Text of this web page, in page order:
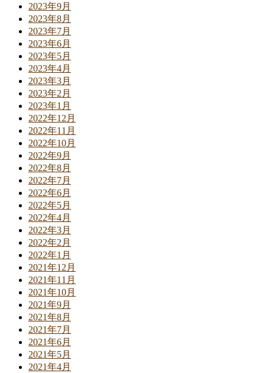
2023年9月
2023年8月
2023年7月
2023年6月
2023年5月
2023年4月
2023年3月
2023年2月
2023年1月
2022年12月
2022年11月
2022年10月
2022年9月
2022年8月
2022年7月
2022年6月
2022年5月
2022年4月
2022年3月
2022年2月
2022年1月
2021年12月
2021年11月
2021年10月
2021年9月
2021年8月
2021年7月
2021年6月
2021年5月
2021年4月